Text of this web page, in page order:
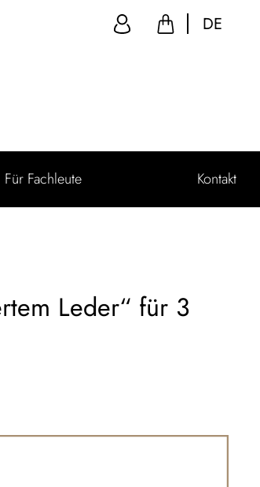
DE
Für Fachleute Kontakt
Leder“ für 3